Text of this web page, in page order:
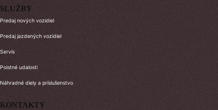
SLUŽBY
Predaj nových vozidiel
Predaj jazdených vozidiel
Servis
Poistné udalosti
Náhradné diely a príslušenstvo
KONTAKTY